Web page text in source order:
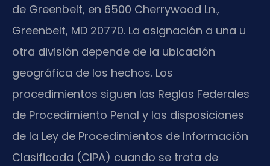
de Greenbelt, en 6500 Cherrywood Ln.,
Greenbelt, MD 20770. La asignación a una u
otra división depende de la ubicación
geográfica de los hechos. Los
procedimientos siguen las Reglas Federales
de Procedimiento Penal y las disposiciones
de la Ley de Procedimientos de Información
Clasificada (CIPA) cuando se trata de